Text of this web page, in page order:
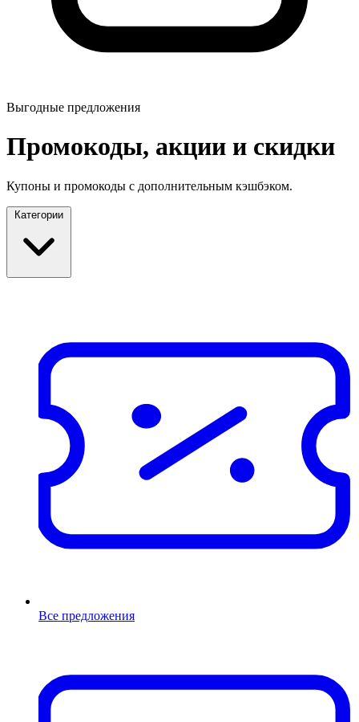
Выгодные предложения
Промокоды, акции и скидки
Купоны и промокоды с дополнительным кэшбэком.
Категории
Все предложения